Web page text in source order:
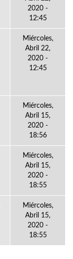
2020 -
12:45
Miércoles,
Abril 22,
2020 -
12:45
Miércoles,
Abril 15,
2020 -
18:56
Miércoles,
Abril 15,
2020 -
18:55
Miércoles,
Abril 15,
2020 -
18:55